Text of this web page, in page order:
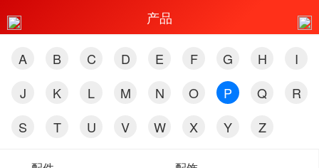
产品
A B C D E F G H
I
J
K L M N O P Q
R
S
T U V W X Y Z